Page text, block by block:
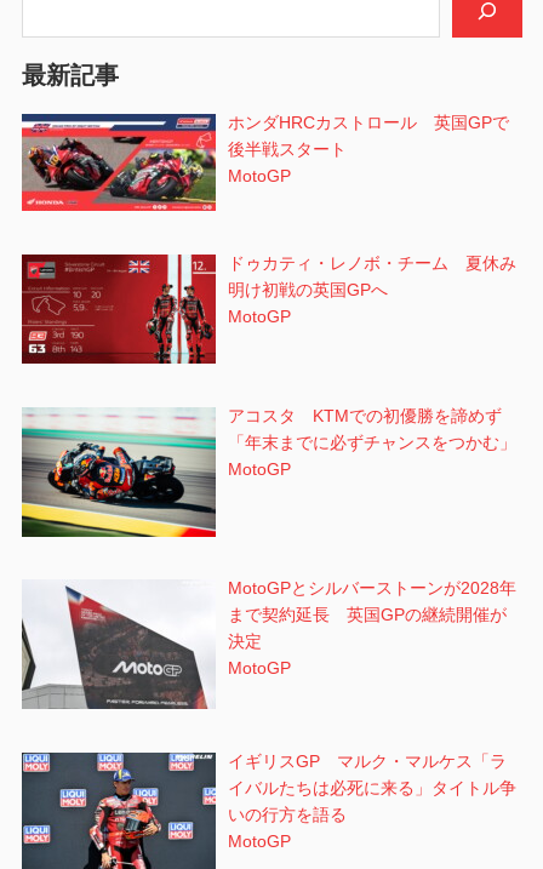
ー
シ
ョ
ン
最新記事
ホンダHRCカストロール 英国GPで
後半戦スタート
MotoGP
ドゥカティ・レノボ・チーム 夏休み
明け初戦の英国GPへ
MotoGP
アコスタ KTMでの初優勝を諦めず
「年末までに必ずチャンスをつかむ」
MotoGP
MotoGPとシルバーストーンが2028年
まで契約延長 英国GPの継続開催が
決定
MotoGP
イギリスGP マルク・マルケス「ラ
イバルたちは必死に来る」タイトル争
いの行方を語る
MotoGP